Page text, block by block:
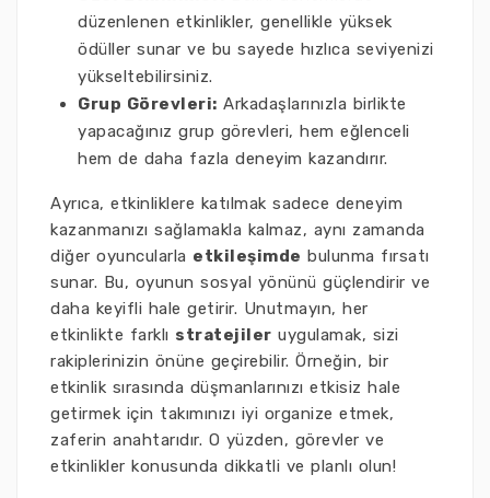
düzenlenen etkinlikler, genellikle yüksek
ödüller sunar ve bu sayede hızlıca seviyenizi
yükseltebilirsiniz.
Grup Görevleri: Arkadaşlarınızla birlikte
yapacağınız grup görevleri, hem eğlenceli
hem de daha fazla deneyim kazandırır.
Ayrıca, etkinliklere katılmak sadece deneyim
kazanmanızı sağlamakla kalmaz, aynı zamanda
diğer oyuncularla etkileşimde bulunma fırsatı
sunar. Bu, oyunun sosyal yönünü güçlendirir ve
daha keyifli hale getirir. Unutmayın, her
etkinlikte farklı stratejiler uygulamak, sizi
rakiplerinizin önüne geçirebilir. Örneğin, bir
etkinlik sırasında düşmanlarınızı etkisiz hale
getirmek için takımınızı iyi organize etmek,
zaferin anahtarıdır. O yüzden, görevler ve
etkinlikler konusunda dikkatli ve planlı olun!